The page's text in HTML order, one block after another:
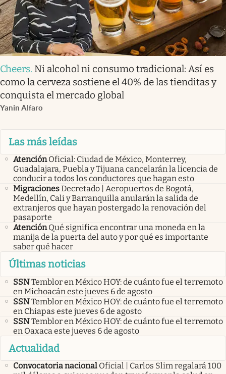
Cheers. Ni alcohol ni consumo tradicional: Así es
como la cerveza sostiene el 40% de las tienditas y
conquista el mercado global
Yanin Alfaro
Las más leídas
Atención Oficial: Ciudad de México, Monterrey,
Guadalajara, Puebla y Tijuana cancelarán la licencia de
conducir a todos los conductores que hagan esto
MigracionesDecretado | Aeropuertos de Bogotá,
Medellín, Cali y Barranquilla anularán la salida de
extranjeros que hayan postergado la renovación del
pasaporte
Atención Qué significa encontrar una moneda en la
manija de la puerta del auto y por qué es importante
saber qué hacer
Últimas noticias
SSNTemblor en México HOY: de cuánto fue el terremoto
en Michoacán este jueves 6 de agosto
SSNTemblor en México HOY: de cuánto fue el terremoto
en Chiapas este jueves 6 de agosto
SSNTemblor en México HOY: de cuánto fue el terremoto
en Oaxaca este jueves 6 de agosto
Actualidad
Convocatoria nacional Oficial | Carlos Slim regalará 100